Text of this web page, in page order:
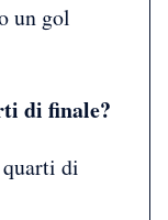
un gol
di finale?
di